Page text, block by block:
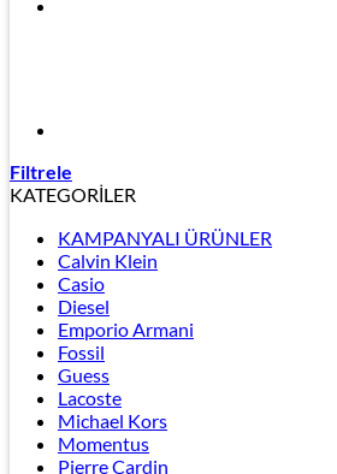
Filtrele
KATEGORİLER
KAMPANYALI ÜRÜNLER
Calvin Klein
Casio
Diesel
Emporio Armani
Fossil
Guess
Lacoste
Michael Kors
Momentus
Pierre Cardin